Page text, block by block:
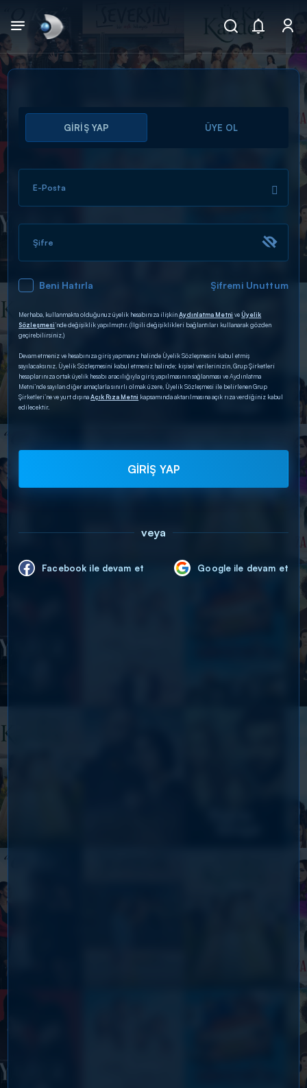
Arama
ARAMA SONUÇLARI
DİĞER SONUÇLAR
GİRİŞ YAP ÜYE OL
E-Posta
Şifre
Beni Hatırla Şifremi Unuttum
Merhaba, kullanmakta olduğunuz üyelik hesabınıza ilişkinAydınlatma Metni veÜyelik
Sözleşmesi’nde değişiklik yapılmıştır. (İlgili değişiklikleri bağlantıları kullanarak gözden
geçirebilirsiniz.)
Devam etmeniz ve hesabınıza giriş yapmanız halinde Üyelik Sözleşmesini kabul etmiş
sayılacaksınız. Üyelik Sözleşmesini kabul etmeniz halinde; kişisel verilerinizin, Grup Şirketleri
hesaplarınıza ortak üyelik hesabı aracılığıyla giriş yapılmasının sağlanması ve Aydınlatma
Metni’nde sayılan diğer amaçlarla sınırlı olmak üzere, Üyelik Sözleşmesi ile belirlenen Grup
Şirketleri’ne ve yurt dışınaAçık Rıza Metni kapsamında aktarılmasına açık rıza verdiğiniz kabul
edilecektir.
GİRİŞ YAP
veya
Facebook ile devam et Google ile devam et